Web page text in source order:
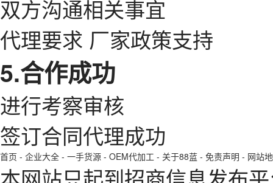
双方沟通相关事宜
代理要求 厂家政策支持
5.合作成功
进行考察审核
签订合同代理成功
首页 - 企业大全 - 一手货源 - OEM代加工 - 关于88蓝 - 免责声明 - 网站